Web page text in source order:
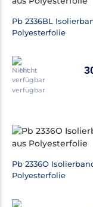
Pb 2336BL
Polyesterfolie
Nicht
verfügbar
Pb 2336O
Polyesterfolie